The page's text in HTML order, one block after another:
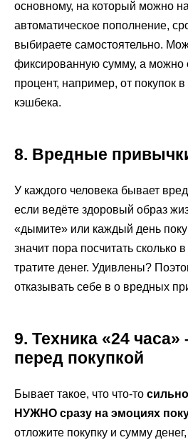
основному, на который можно
автоматическое пополнение,
выбираете самостоятельно.
фиксированную сумму, а можно
процент, например, от покупок
кэшбека.
8. Вредные
У каждого человека бывает
если ведёте здоровый образ
«дымите» или каждый день
значит пора посчитать сколько
тратите денег. Удивлены?
отказывать себе в о вредных
9. Техника «24
перед покупкой
Бывает такое, что что-то
НУЖНО сразу на эмоциях
отложите покупку и сумму